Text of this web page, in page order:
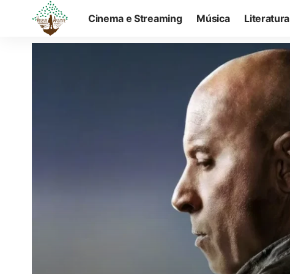
Cinema e Streaming Música Literatura